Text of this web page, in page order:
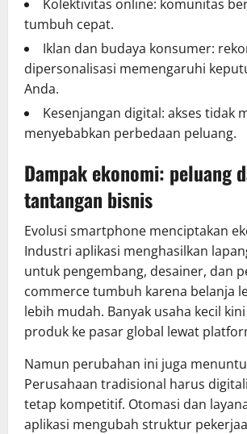
Kolektivitas online: komunitas
tumbuh cepat.
Iklan dan budaya konsumer:
dipersonalisasi memengaruhi
Anda.
Kesenjangan digital: akses tidak
menyebabkan perbedaan peluang.
Dampak ekonomi: peluang
tantangan bisnis
Evolusi smartphone menciptakan
Industri aplikasi menghasilkan
untuk pengembang, desainer, dan
commerce tumbuh karena belanja
lebih mudah. Banyak usaha kecil
produk ke pasar global lewat
Namun perubahan ini juga
Perusahaan tradisional harus
tetap kompetitif. Otomasi dan
aplikasi mengubah struktur